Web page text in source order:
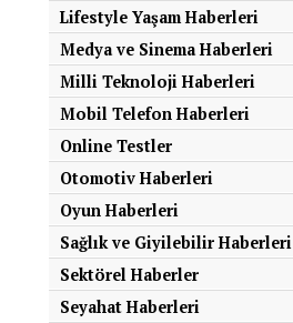
Lifestyle Yaşam Haberleri
Medya ve Sinema Haberleri
Milli Teknoloji Haberleri
Mobil Telefon Haberleri
Online Testler
Otomotiv Haberleri
Oyun Haberleri
Sağlık ve Giyilebilir Haberleri
Sektörel Haberler
Seyahat Haberleri